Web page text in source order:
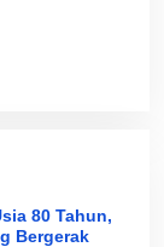
80 Tahun,
Bergerak